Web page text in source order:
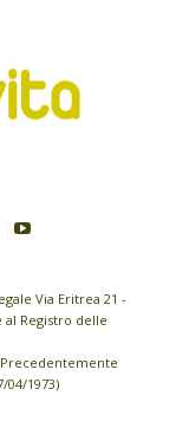
Via Eritrea 21 -
al Registro delle
04/1973)